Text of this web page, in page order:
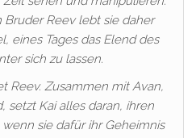
Reev lebt sie daher
eines Tages das Elend des
sich zu lassen.
Reev. Zusammen mit Avan,
setzt Kai alles daran, ihren
sie dafür ihr Geheimnis